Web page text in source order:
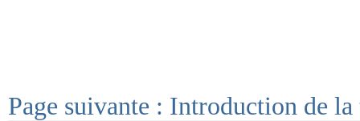
Page suivante : Introduction de